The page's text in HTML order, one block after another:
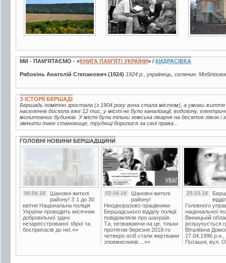
МИ - ПАМ’ЯТАЄМО - «КНИГА ПАМ’ЯТІ УКРАЇНИ» / КИДРАСІВКА
Рябокінь Анатолій Степанович (1924) 1924 р., українець, селянин.
З ІСТОРІЇ БЕРШАДІ
Бершадь помітно зростала (з 1904 року вона стала містом), а умови
населення досягла вже 12 тис, у місті не було каналізації, водогону,
молитовних будинків. У місті була тільки земська лікарня на десяток ліжок
змінити таке становище, трудящі боролися за свої права...
ГОЛОВНІ НОВИНИ БЕРШАДЩИНИ
06.04.18
Шановні жителі
району! З 1 до 30
квітня Національна поліція
України проводить місячник
добровільної здачі
незареєстрованої зброї та
боєприпасів до неї.»»
02.04.18
Шановні жителі
району!
Неодноразово працівники
Бершадського відділу поліції
повідомляли про шахраїв.
Та, незважаючи на це, тільки
протягом березня 2018-го
четверо осіб стали жертвами
зловмисників....»»
25.03.18
Головного
національної
Вінницькій
розшукується
Віталіївна
27.04.1996 р.н.,
Поташні, вул.